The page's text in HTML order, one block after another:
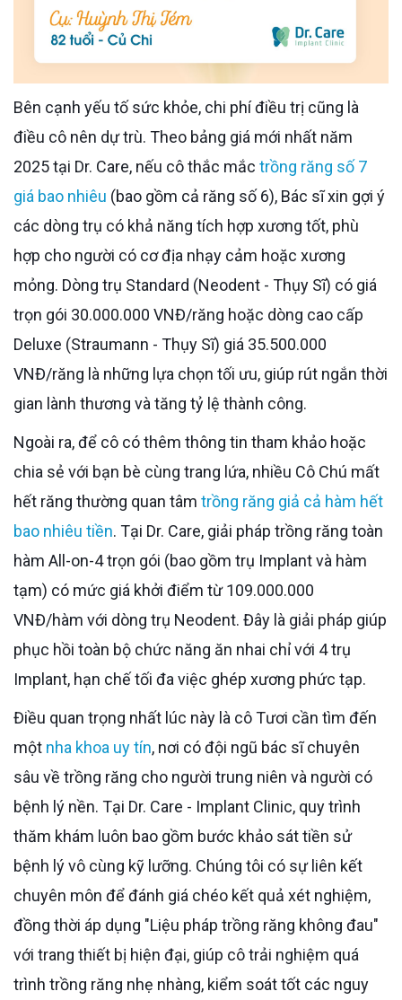
Bên cạnh yếu tố sức khỏe, chi phí điều trị cũng là
điều cô nên dự trù. Theo bảng giá mới nhất năm
2025 tại Dr. Care, nếu cô thắc mắc trồng răng số 7
giá bao nhiêu (bao gồm cả răng số 6), Bác sĩ xin gợi ý
các dòng trụ có khả năng tích hợp xương tốt, phù
hợp cho người có cơ địa nhạy cảm hoặc xương
mỏng. Dòng trụ Standard (Neodent - Thụy Sĩ) có giá
trọn gói 30.000.000 VNĐ/răng hoặc dòng cao cấp
Deluxe (Straumann - Thụy Sĩ) giá 35.500.000
VNĐ/răng là những lựa chọn tối ưu, giúp rút ngắn thời
gian lành thương và tăng tỷ lệ thành công.
Ngoài ra, để cô có thêm thông tin tham khảo hoặc
chia sẻ với bạn bè cùng trang lứa, nhiều Cô Chú mất
hết răng thường quan tâm trồng răng giả cả hàm hết
bao nhiêu tiền. Tại Dr. Care, giải pháp trồng răng toàn
hàm All-on-4 trọn gói (bao gồm trụ Implant và hàm
tạm) có mức giá khởi điểm từ 109.000.000
VNĐ/hàm với dòng trụ Neodent. Đây là giải pháp giúp
phục hồi toàn bộ chức năng ăn nhai chỉ với 4 trụ
Implant, hạn chế tối đa việc ghép xương phức tạp.
Điều quan trọng nhất lúc này là cô Tươi cần tìm đến
một nha khoa uy tín, nơi có đội ngũ bác sĩ chuyên
sâu về trồng răng cho người trung niên và người có
bệnh lý nền. Tại Dr. Care - Implant Clinic, quy trình
thăm khám luôn bao gồm bước khảo sát tiền sử
bệnh lý vô cùng kỹ lưỡng. Chúng tôi có sự liên kết
chuyên môn để đánh giá chéo kết quả xét nghiệm,
đồng thời áp dụng "Liệu pháp trồng răng không đau"
với trang thiết bị hiện đại, giúp cô trải nghiệm quá
trình trồng răng nhẹ nhàng, kiểm soát tốt các nguy